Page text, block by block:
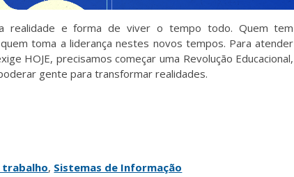
realidade e forma de viver o tempo todo. Quem tem
toma a liderança nestes novos tempos. Para atender
HOJE, precisamos começar uma Revolução Educacional,
gente para transformar realidades.
trabalho, Sistemas de Informação